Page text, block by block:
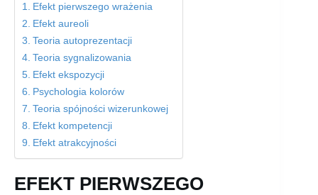
Efekt pierwszego wrażenia
Efekt aureoli
Teoria autoprezentacji
Teoria sygnalizowania
Efekt ekspozycji
Psychologia kolorów
Teoria spójności wizerunkowej
Efekt kompetencji
Efekt atrakcyjności
EFEKT PIERWSZEGO